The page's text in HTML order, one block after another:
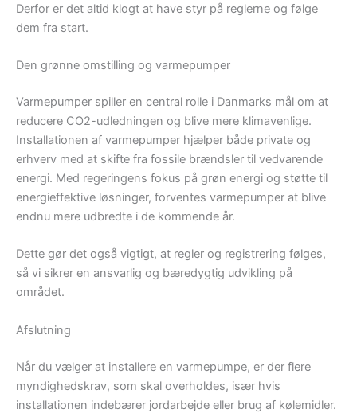
Derfor er det altid klogt at have styr på reglerne og følge
dem fra start.
Den grønne omstilling og varmepumper
Varmepumper spiller en central rolle i Danmarks mål om at
reducere CO2-udledningen og blive mere klimavenlige.
Installationen af varmepumper hjælper både private og
erhverv med at skifte fra fossile brændsler til vedvarende
energi. Med regeringens fokus på grøn energi og støtte til
energieffektive løsninger, forventes varmepumper at blive
endnu mere udbredte i de kommende år.
Dette gør det også vigtigt, at regler og registrering følges,
så vi sikrer en ansvarlig og bæredygtig udvikling på
området.
Afslutning
Når du vælger at installere en varmepumpe, er der flere
myndighedskrav, som skal overholdes, især hvis
installationen indebærer jordarbejde eller brug af kølemidler.